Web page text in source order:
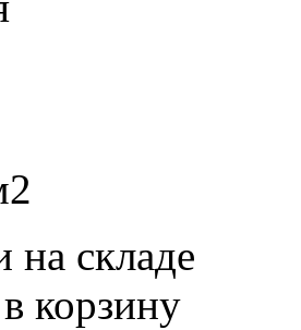
на складе
корзину